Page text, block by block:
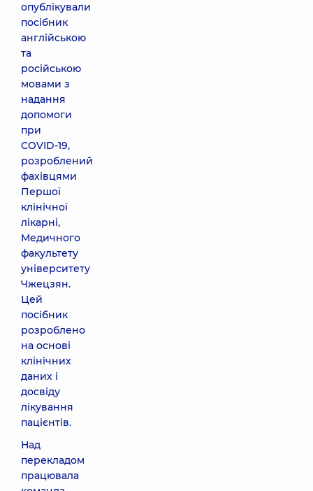
опублікували
посібник
англійською
та
російською
мовами з
надання
допомоги
при
COVID-19,
розроблений
фахівцями
Першої
клінічної
лікарні,
Медичного
факультету
університету
Чжецзян.
Цей
посібник
розроблено
на основі
клінічних
даних і
досвіду
лікування
пацієнтів.
Над
перекладом
працювала